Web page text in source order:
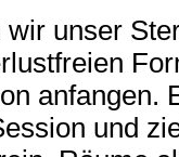
wir unser
anfangen.
und